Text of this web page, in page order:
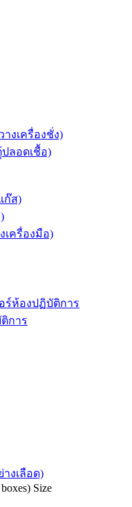
างเครื่องชั่ง)
ปลอดเชื้อ)
ก๊ส)
เครื่องมือ)
ร์ห้องปฏิบัติการ
การ
างเลือด)
Size